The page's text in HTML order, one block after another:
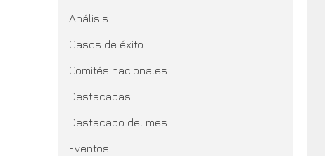
Análisis
Casos de éxito
Comités nacionales
Destacadas
Destacado del mes
Eventos